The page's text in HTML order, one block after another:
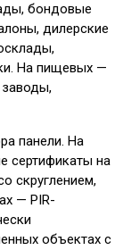
бондовые
дилерские
На пищевых —
панели. На
сертификаты на
скруглением,
— PIR-
объектах с